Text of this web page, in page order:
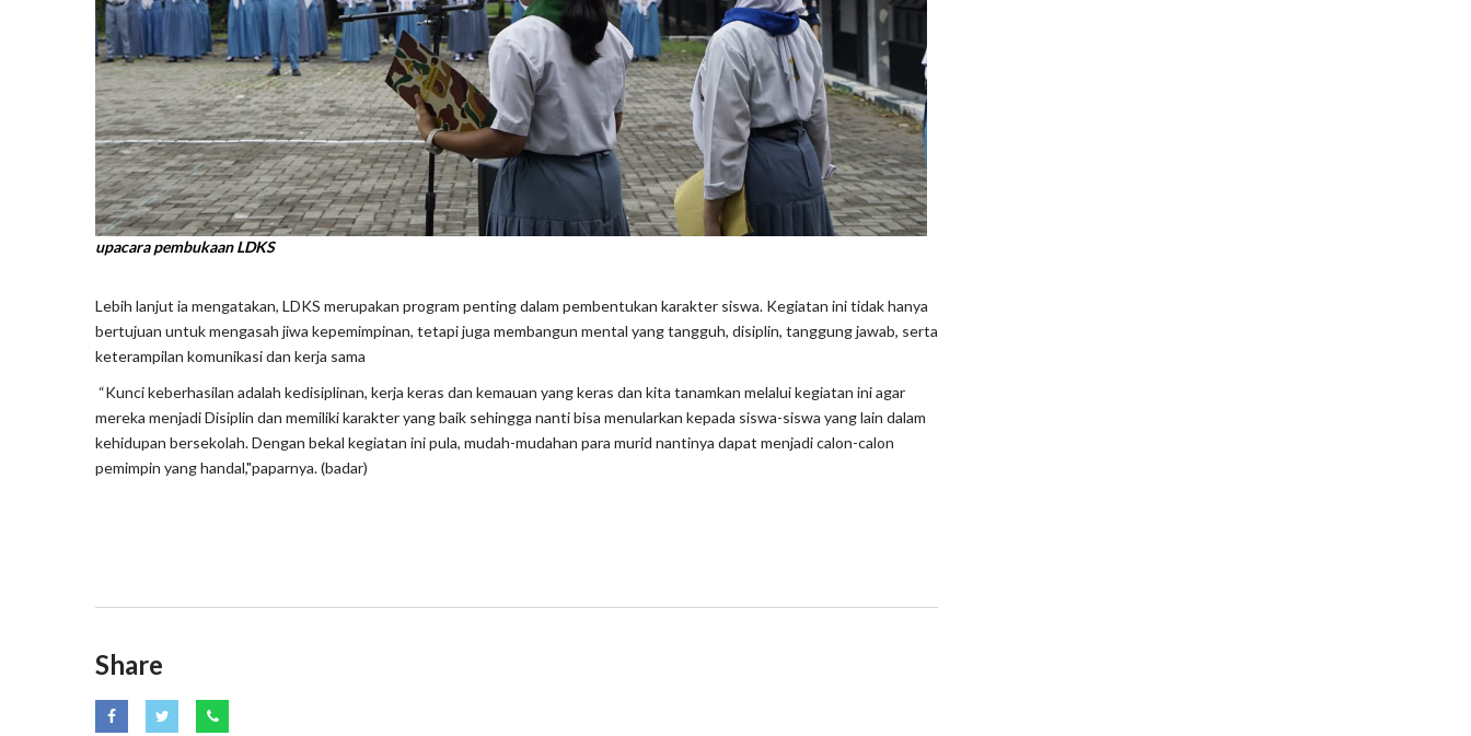
upacara pembukaan LDKS
Lebih lanjut ia mengatakan, LDKS merupakan program penting dalam pembentukan karakter siswa. Kegiatan ini tidak hanya
bertujuan untuk mengasah jiwa kepemimpinan, tetapi juga membangun mental yang tangguh, disiplin, tanggung jawab, serta
keterampilan komunikasi dan kerja sama
“Kunci keberhasilan adalah kedisiplinan, kerja keras dan kemauan yang keras dan kita tanamkan melalui kegiatan ini agar
mereka menjadi Disiplin dan memiliki karakter yang baik sehingga nanti bisa menularkan kepada siswa-siswa yang lain dalam
kehidupan bersekolah. Dengan bekal kegiatan ini pula, mudah-mudahan para murid nantinya dapat menjadi calon-calon
pemimpin yang handal,"paparnya. (badar)
Share